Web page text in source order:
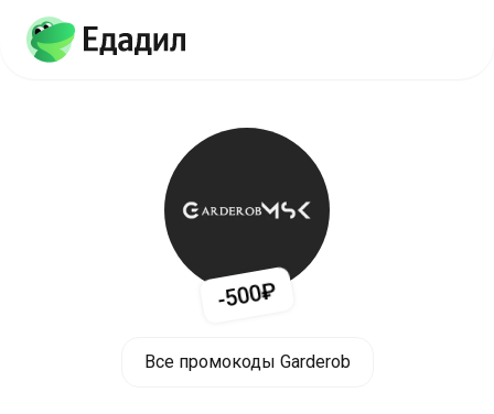
-500₽
Все промокоды Garderob